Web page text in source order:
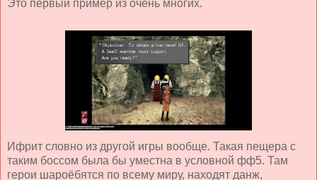
Это первый пример из очень многих.
Ифрит словно из другой игры вообще. Такая пещера с
таким боссом была бы уместна в условной фф5. Там
герои шароёбятся по всему миру, находят данж,